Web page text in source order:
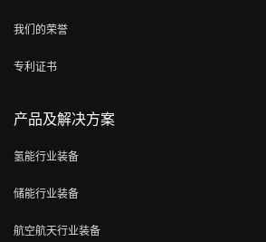
我们的荣誉
专利证书
产品及解决方案
氢能行业装备
储能行业装备
航空航天行业装备